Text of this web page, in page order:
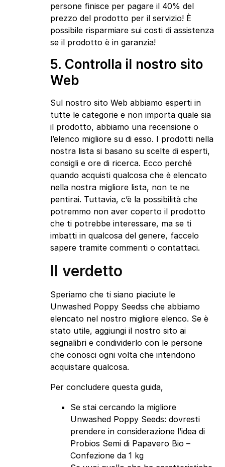
persone finisce per pagare il 40% del
prezzo del prodotto per il servizio! È
possibile risparmiare sui costi di assistenza
se il prodotto è in garanzia!
5. Controlla il nostro sito
Web
Sul nostro sito Web abbiamo esperti in
tutte le categorie e non importa quale sia
il prodotto, abbiamo una recensione o
l’elenco migliore su di esso. I prodotti nella
nostra lista si basano su scelte di esperti,
consigli e ore di ricerca. Ecco perché
quando acquisti qualcosa che è elencato
nella nostra migliore lista, non te ne
pentirai. Tuttavia, c’è la possibilità che
potremmo non aver coperto il prodotto
che ti potrebbe interessare, ma se ti
imbatti in qualcosa del genere, faccelo
sapere tramite commenti o contattaci.
Il verdetto
Speriamo che ti siano piaciute le
Unwashed Poppy Seedss che abbiamo
elencato nel nostro migliore elenco. Se è
stato utile, aggiungi il nostro sito ai
segnalibri e condividerlo con le persone
che conosci ogni volta che intendono
acquistare qualcosa.
Per concludere questa guida,
Se stai cercando la migliore
Unwashed Poppy Seeds: dovresti
prendere in considerazione l’idea di
Probios Semi di Papavero Bio –
Confezione da 1 kg